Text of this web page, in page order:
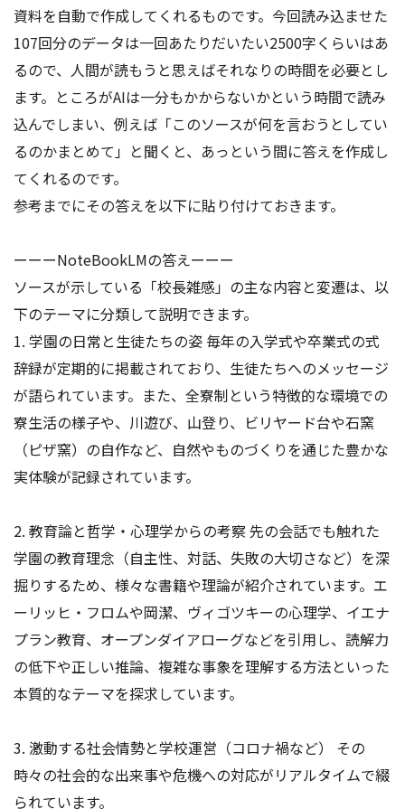
資料を自動で作成してくれるものです。今回読み込ませた
107回分のデータは一回あたりだいたい2500字くらいはあ
るので、人間が読もうと思えばそれなりの時間を必要とし
ます。ところがAIは一分もかからないかという時間で読み
込んでしまい、例えば「このソースが何を言おうとしてい
るのかまとめて」と聞くと、あっという間に答えを作成し
てくれるのです。
参考までにその答えを以下に貼り付けておきます。
ーーーNoteBookLMの答えーーー
ソースが示している「校長雑感」の主な内容と変遷は、以
下のテーマに分類して説明できます。
1. 学園の日常と生徒たちの姿 毎年の入学式や卒業式の式
辞録が定期的に掲載されており、生徒たちへのメッセージ
が語られています。また、全寮制という特徴的な環境での
寮生活の様子や、川遊び、山登り、ビリヤード台や石窯
（ピザ窯）の自作など、自然やものづくりを通じた豊かな
実体験が記録されています。
2. 教育論と哲学・心理学からの考察 先の会話でも触れた
学園の教育理念（自主性、対話、失敗の大切さなど）を深
掘りするため、様々な書籍や理論が紹介されています。エ
ーリッヒ・フロムや岡潔、ヴィゴツキーの心理学、イエナ
プラン教育、オープンダイアローグなどを引用し、読解力
の低下や正しい推論、複雑な事象を理解する方法といった
本質的なテーマを探求しています。
3. 激動する社会情勢と学校運営（コロナ禍など） その
時々の社会的な出来事や危機への対応がリアルタイムで綴
られています。